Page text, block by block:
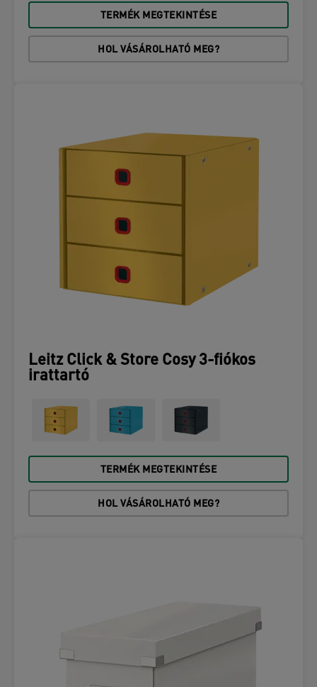
TERMÉK MEGTEKINTÉSE
HOL VÁSÁROLHATÓ MEG?
Leitz Click & Store Cosy 3-fiókos
irattartó
TERMÉK MEGTEKINTÉSE
HOL VÁSÁROLHATÓ MEG?